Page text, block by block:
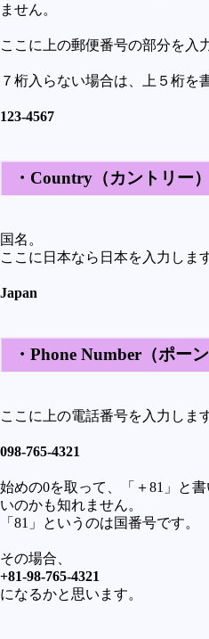
ません。
ここに上の郵便番号の部分を入
７桁入らない場合は、上５桁を
123-4567
・Country（カントリー）
国名。
ここに日本なら日本を入力します
Japan
・Phone Number（ポー
ここに上の電話番号を入力します
098-765-4321
始めの0を取って、「＋81」と
いのかも知れません。
「81」というのは国番号です。
その場合、
+81-98-765-4321
になるかと思います。